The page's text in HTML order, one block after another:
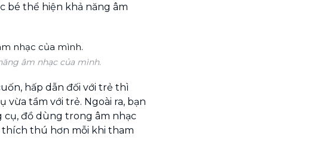
bé thể hiện khả năng âm
âm nhạc của mình.
hấp dẫn đối với trẻ thì
vừa tầm với trẻ. Ngoài ra, bạn
cụ, đồ dùng trong âm nhạc
thú hơn mỗi khi tham